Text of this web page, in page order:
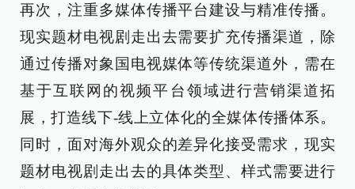
再次，注重多媒体传播平台建设与精准传播。
现实题材电视剧走出去需要扩充传播渠道，除
通过传播对象国电视媒体等传统渠道外，需在
基于互联网的视频平台领域进行营销渠道拓
展，打造线下-线上立体化的全媒体传播体系。
同时，面对海外观众的差异化接受需求，现实
题材电视剧走出去的具体类型、样式需要进行